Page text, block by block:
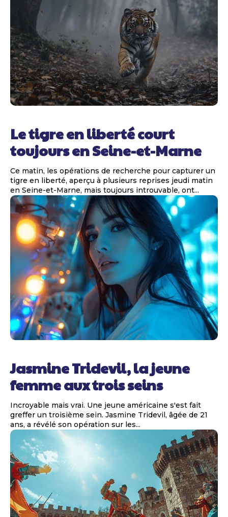
Le tigre en liberté court
toujours en Seine-et-Marne
Ce matin, les opérations de recherche pour capturer un
tigre en liberté, aperçu à plusieurs reprises jeudi matin
en Seine-et-Marne, mais toujours introuvable, ont...
Jasmine Tridevil, la jeune
femme aux trois seins
Incroyable mais vrai. Une jeune américaine s'est fait
greffer un troisième sein. Jasmine Tridevil, âgée de 21
ans, a révélé son opération sur les...